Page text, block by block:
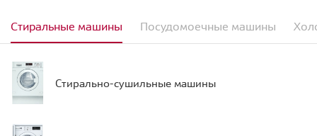
Стиральные машины Посудомоечные машины
Стирально-сушильные машины